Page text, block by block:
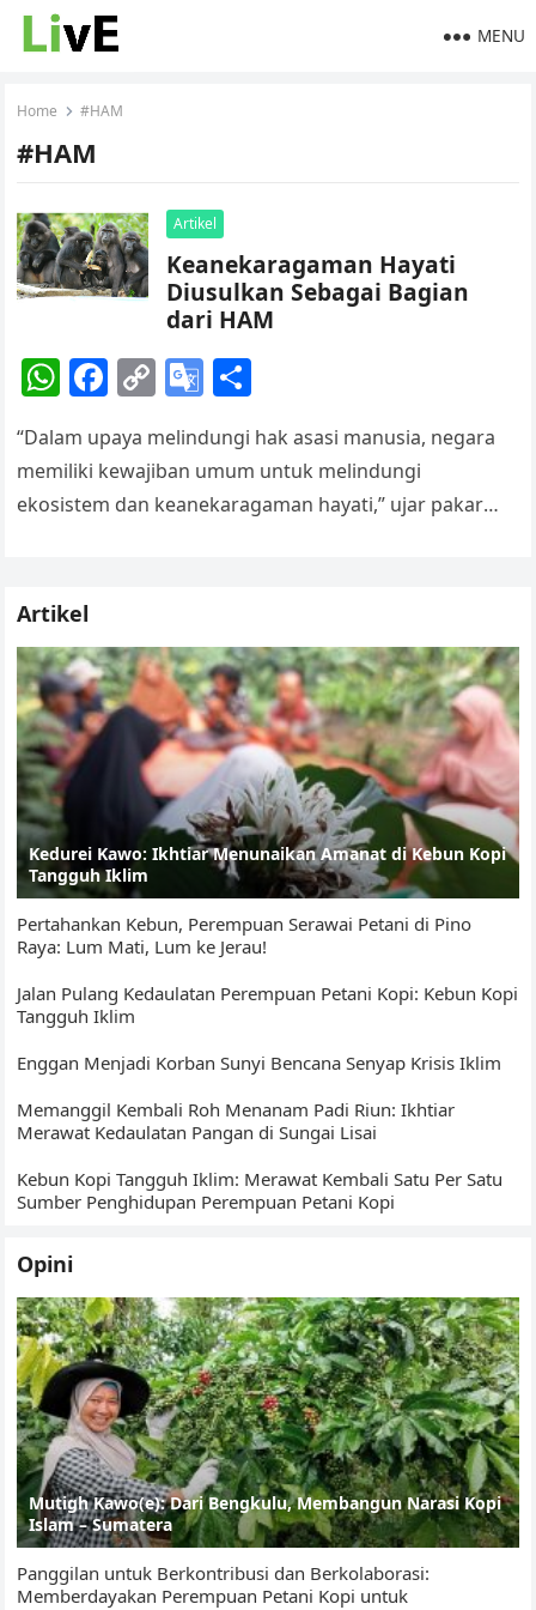
MENU
Home #HAM
#HAM
Artikel
Keanekaragaman Hayati
Diusulkan Sebagai Bagian
dari HAM
W
at
s
p
F
c
e
k
C
p
y
G
o
gl
n
sl
at
e
ar
e
“Dalam upaya melindungi hak asasi manusia, negara
memiliki kewajiban umum untuk melindungi
ekosistem dan keanekaragaman hayati,” ujar pakar
HAM PBB seperti dilansir dalam The Huffington Post,
Artikel
Kedurei Kawo: Ikhtiar Menunaikan Amanat di Kebun Kopi
Tangguh Iklim
Pertahankan Kebun, Perempuan Serawai Petani di Pino
Raya: Lum Mati, Lum ke Jerau!
Jalan Pulang Kedaulatan Perempuan Petani Kopi: Kebun Kopi
Tangguh Iklim
Enggan Menjadi Korban Sunyi Bencana Senyap Krisis Iklim
Memanggil Kembali Roh Menanam Padi Riun: Ikhtiar
Merawat Kedaulatan Pangan di Sungai Lisai
Kebun Kopi Tangguh Iklim: Merawat Kembali Satu Per Satu
Sumber Penghidupan Perempuan Petani Kopi
Opini
Mutigh Kawo(e): Dari Bengkulu, Membangun Narasi Kopi
Islam – Sumatera
Panggilan untuk Berkontribusi dan Berkolaborasi:
Memberdayakan Perempuan Petani Kopi untuk